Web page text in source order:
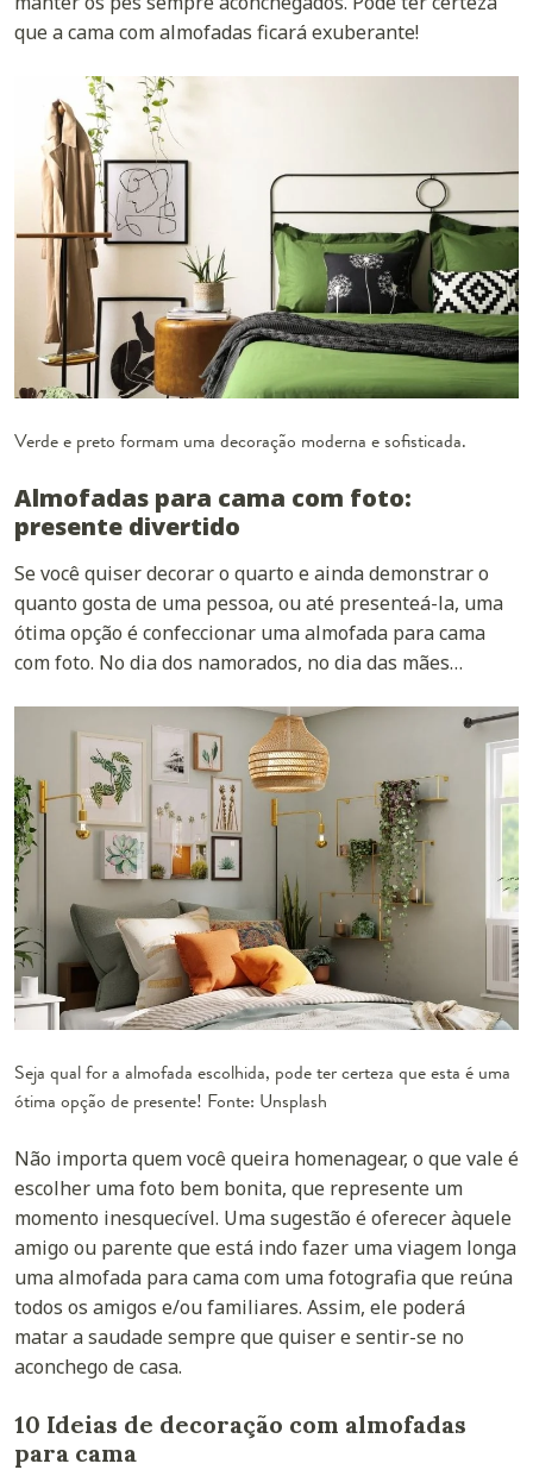
que a cama com almofadas ficará exuberante!
Verde e preto formam uma decoração moderna e sofisticada.
Almofadas para cama com foto:
presente divertido
Se você quiser decorar o quarto e ainda demonstrar o
quanto gosta de uma pessoa, ou até presenteá-la, uma
ótima opção é confeccionar uma almofada para cama
com foto. No dia dos namorados, no dia das mães…
Seja qual for a almofada escolhida, pode ter certeza que esta é uma
ótima opção de presente! Fonte: Unsplash
Não importa quem você queira homenagear, o que vale é
escolher uma foto bem bonita, que represente um
momento inesquecível. Uma sugestão é oferecer àquele
amigo ou parente que está indo fazer uma viagem longa
umaalmofada para cama com uma fotografiaque reúna
todos os amigos e/ou familiares. Assim, ele poderá
matar a saudade sempre que quiser e sentir-se no
aconchego de casa.
10 Ideias de decoração com almofadas
para cama